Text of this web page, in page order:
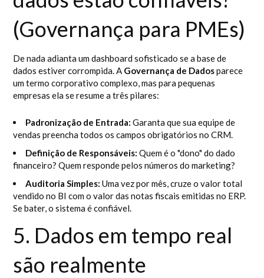
(Governança para PMEs)
De nada adianta um dashboard sofisticado se a base de
dados estiver corrompida. A Governança de Dadosparece
um termo corporativo complexo, mas para pequenas
empresas ela se resume a três pilares:
Padronização de Entrada: Garanta que sua equipe de
vendas preencha todos os campos obrigatórios no CRM.
Definição de Responsáveis: Quem é o "dono" do dado
financeiro? Quem responde pelos números do marketing?
Auditoria Simples: Uma vez por mês, cruze o valor total
vendido no BI com o valor das notas fiscais emitidas no ERP.
Se bater, o sistema é confiável.
5. Dados em tempo real
são realmente